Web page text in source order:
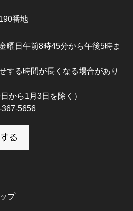
番地
曜日午前8時45分から午後5時ま
する時間が長くなる場合があり
から1月3日を除く）
367-5656
プ